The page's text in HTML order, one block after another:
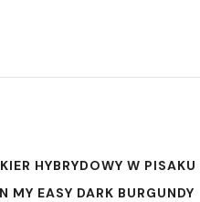
HYBRYDOWY W PISAKU
MY EASY DARK BURGUNDY